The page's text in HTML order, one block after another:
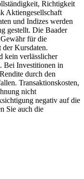
Richtigkeit
Aktiengesellschaft
und Indizes werden
gestellt. Die Baader
für die
Kursdaten.
kein verlässlicher
Bei Investitionen in
durch den
Transaktionskosten,
nicht
negativ auf die
Sie auch die